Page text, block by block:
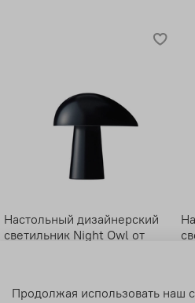
Настольный дизайнерский
светильник Night Owl от
Продолжая использовать наш